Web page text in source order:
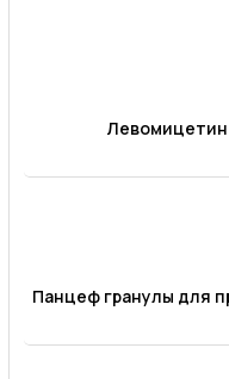
Левомицетин
Панцеф гранулы для